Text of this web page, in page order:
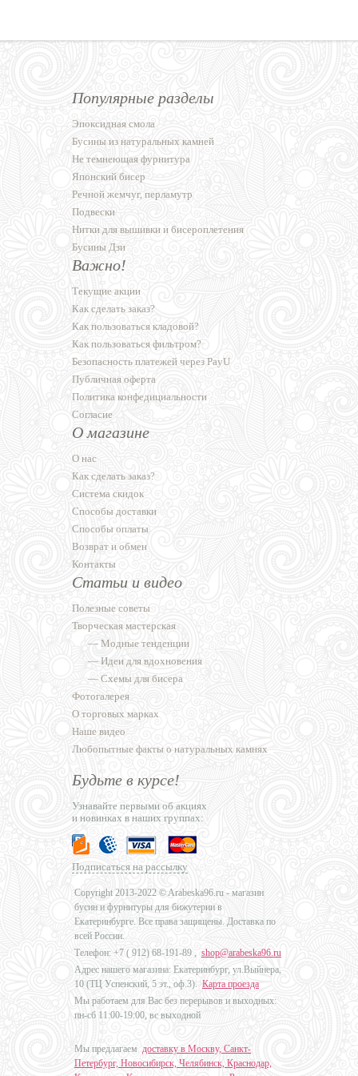
Популярные разделы
Эпоксидная смола
Бусины из натуральных камней
Не темнеющая фурнитура
Японский бисер
Речной жемчуг, перламутр
Подвески
Нитки для вышивки и бисероплетения
Бусины Дзи
Важно!
Текущие акции
Как сделать заказ?
Как пользоваться кладовой?
Как пользоваться фильтром?
Безопасность платежей через PayU
Публичная оферта
Политика конфедициальности
Согласие
О магазине
О нас
Как сделать заказ?
Система скидок
Способы доставки
Способы оплаты
Возврат и обмен
Контакты
Статьи и видео
Полезные советы
Творческая мастерская
— Модные тенденции
— Идеи для вдохновения
— Схемы для бисера
Фотогалерея
О торговых марках
Наше видео
Любопытные факты о натуральных камнях
Будьте в курсе!
Узнавайте первыми об акциях
и новинках в наших группах:
Подписаться на рассылку
Copyright 2013-2022 © Arabeska96.ru - магазин
бусин и фурнитуры для бижутерии в
Екатеринбурге. Все права защищены. Доставка по
всей России.
Телефон: +7 ( 912) 68-191-89 , shop@arabeska96.ru
Адрес нашего магазина: Екатеринбург, ул.Выйнера,
10 (ТЦ Успенский, 5 эт., оф.3). Карта проезда
Мы работаем для Вас без перерывов и выходных:
пн-сб 11:00-19:00, вс выходной
Мы предлагаем доставку в Москву, Санкт-
Петербург, Новосибирск, Челябинск, Краснодар,